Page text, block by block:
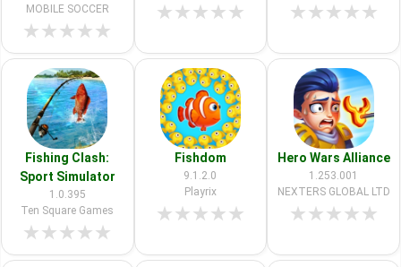
MOBILE SOCCER
★★★★★
★★★★★ ★★★★★
Fishing Clash:
Sport Simulator
1.0.395
Ten Square Games
★★★★★
Fishdom
9.1.2.0
Playrix
★★★★★
Hero Wars Alliance
1.253.001
NEXTERS GLOBAL LTD
★★★★★